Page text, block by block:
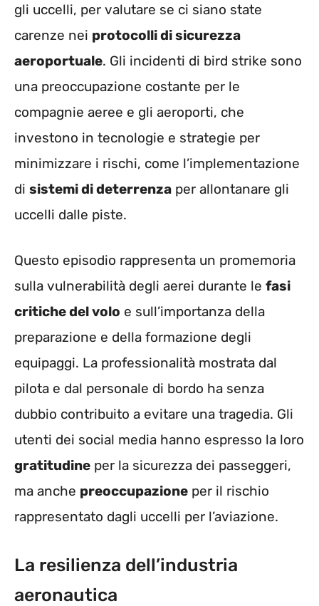
gli uccelli, per valutare se ci siano state
carenze nei protocolli di sicurezza
aeroportuale. Gli incidenti di bird strike sono
una preoccupazione costante per le
compagnie aeree e gli aeroporti, che
investono in tecnologie e strategie per
minimizzare i rischi, come l’implementazione
di sistemi di deterrenza per allontanare gli
uccelli dalle piste.
Questo episodio rappresenta un promemoria
sulla vulnerabilità degli aerei durante le fasi
critiche del volo e sull’importanza della
preparazione e della formazione degli
equipaggi. La professionalità mostrata dal
pilota e dal personale di bordo ha senza
dubbio contribuito a evitare una tragedia. Gli
utenti dei social media hanno espresso la loro
gratitudine per la sicurezza dei passeggeri,
ma anche preoccupazione per il rischio
rappresentato dagli uccelli per l’aviazione.
La resilienza dell’industria
aeronautica